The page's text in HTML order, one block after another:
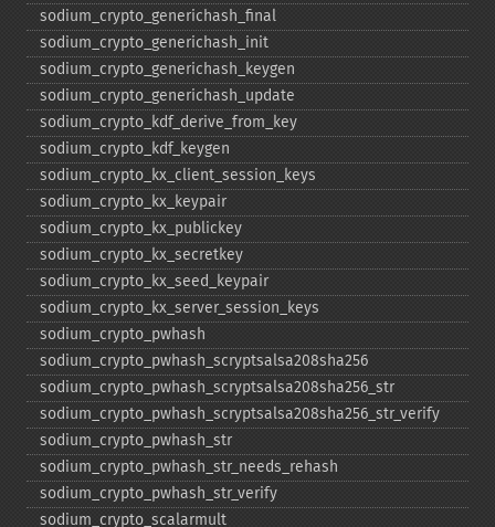
sodium_​crypto_​generichash_​final
sodium_​crypto_​generichash_​init
sodium_​crypto_​generichash_​keygen
sodium_​crypto_​generichash_​update
sodium_​crypto_​kdf_​derive_​from_​key
sodium_​crypto_​kdf_​keygen
sodium_​crypto_​kx_​client_​session_​keys
sodium_​crypto_​kx_​keypair
sodium_​crypto_​kx_​publickey
sodium_​crypto_​kx_​secretkey
sodium_​crypto_​kx_​seed_​keypair
sodium_​crypto_​kx_​server_​session_​keys
sodium_​crypto_​pwhash
sodium_​crypto_​pwhash_​scryptsalsa208sha256
sodium_​crypto_​pwhash_​scryptsalsa208sha256_​str
sodium_​crypto_​pwhash_​scryptsalsa208sha256_​str_​verify
sodium_​crypto_​pwhash_​str
sodium_​crypto_​pwhash_​str_​needs_​rehash
sodium_​crypto_​pwhash_​str_​verify
sodium_​crypto_​scalarmult